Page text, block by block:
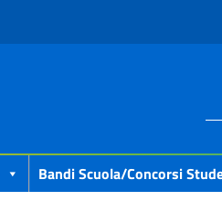
Bandi Scuola/concorsi